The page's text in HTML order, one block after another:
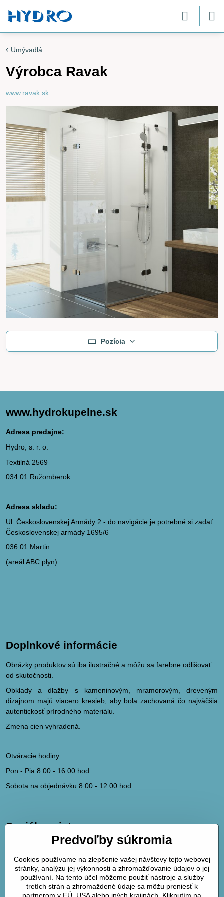
Umývadlá
Výrobca Ravak
www.ravak.sk
Pozícia
www.hydrokupelne.sk
Adresa predajne:
Hydro, s. r. o.
Textilná 2569
034 01 Ružomberok
Adresa skladu:
Ul. Československej Armády 2 - do navigácie je potrebné si zadať
Československej armády 1695/6
036 01 Martin
(areál ABC plyn)
Doplnkové informácie
Obrázky produktov sú iba ilustračné a môžu sa farebne odlišovať
od skutočnosti.
Obklady a dlažby s kameninovým, mramorovým, dreveným
dizajnom majú viacero kresieb, aby bola zachovaná čo najväčšia
autentickosť prírodného materiálu.
Zmena cien vyhradená.
Otváracie hodiny:
Pon - Pia 8:00 - 16:00 hod.
Sobota na objednávku 8:00 - 12:00 hod.
Sociálne siete
hydrodk@hydrodk.sk
Facebook
Instagram
Pinterest
Predvoľby súkromia
Cookies používame na zlepšenie vašej návštevy tejto webovej
stránky, analýzu jej výkonnosti a zhromažďovanie údajov o jej
používaní. Na tento účel môžeme použiť nástroje a služby
tretích strán a zhromaždené údaje sa môžu preniesť k